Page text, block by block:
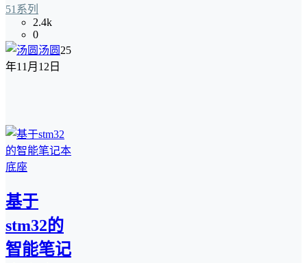
51系列
2.4k
0
汤圆 25
年11月12日
基于
stm32的
智能笔记